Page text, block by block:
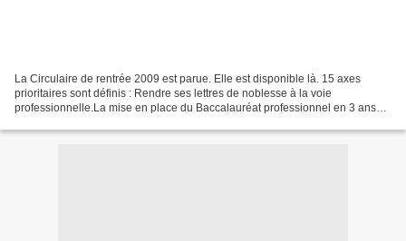
La Circulaire de rentrée 2009 est parue. Elle est disponible là. 15 axes
prioritaires sont définis : Rendre ses lettres de noblesse à la voie
professionnelle.La mise en place du Baccalauréat professionnel en 3 ans